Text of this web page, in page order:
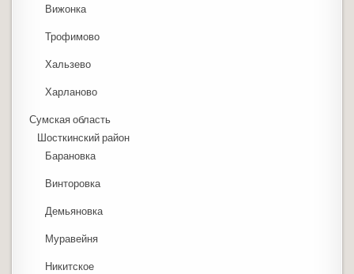
Вижонка
Трофимово
Хальзево
Харланово
Сумская область
Шосткинский район
Барановка
Винторовка
Демьяновка
Муравейня
Никитское